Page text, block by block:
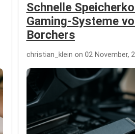
Schnelle
Gaming-Systeme
Borchers
christian_klein on 02 November,